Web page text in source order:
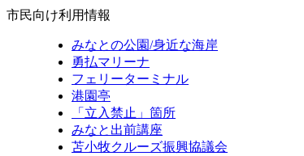
市民向け利用情報
みなとの公園/身近な海岸
勇払マリーナ
フェリーターミナル
港園亭
「立入禁止」箇所
みなと出前講座
苫小牧クルーズ振興協議会